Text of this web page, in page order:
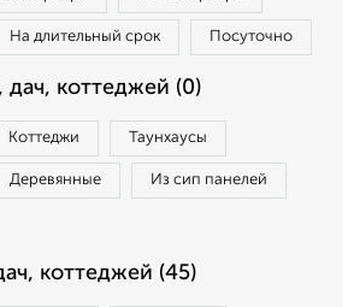
На длительный срок Посуточно
коттеджей (0)
Коттеджи Таунхаусы
Деревянные Из сип панелей
коттеджей (45)